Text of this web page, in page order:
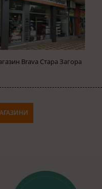
Brava Стара Загора